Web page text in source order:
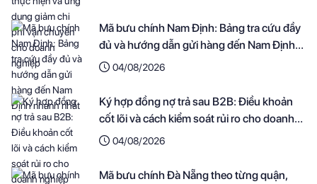
Mã bưu chính Nam Định: Bảng tra cứu đầy
đủ và hướng dẫn gửi hàng đến Nam Định
nhanh nhất
04/08/2026
Ký hợp đồng nợ trả sau B2B: Điều khoản
cốt lõi và cách kiểm soát rủi ro cho doanh
nghiệp
04/08/2026
Mã bưu chính Đà Nẵng theo từng quận,